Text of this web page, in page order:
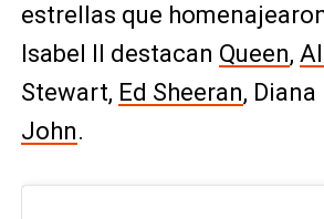
estrellas que
Isabel II destacan Queen,
Stewart, Ed Sheeran, Diana
John.